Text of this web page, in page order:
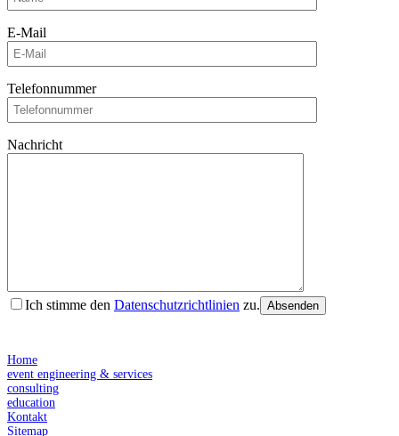
E-Mail
Telefonnummer
Nachricht
Ich stimme den Datenschutzrichtlinien zu. Absenden
Home
event engineering & services
consulting
education
Kontakt
Sitemap